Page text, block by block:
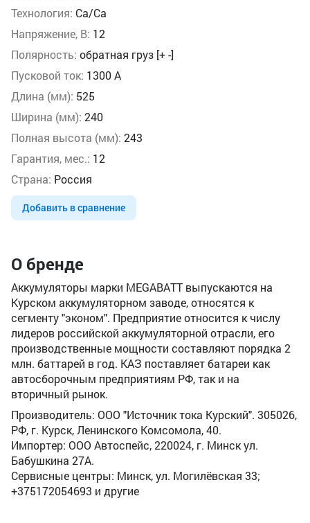
Технология: Ca/Ca
Напряжение, В: 12
Полярность: обратная груз [+ -]
Пусковой ток: 1300 А
Длина (мм): 525
Ширина (мм): 240
Полная высота (мм): 243
Гарантия, мес.: 12
Страна: Россия
Добавить в сравнение
О бренде
Аккумуляторы марки MEGABATT выпускаются на
Курском аккумуляторном заводе, относятся к
сегменту "эконом". Предприятие относится к числу
лидеров российской аккумуляторной отрасли, его
производственные мощности составляют порядка 2
млн. баттарей в год. КАЗ поставляет батареи как
автосборочным предприятиям РФ, так и на
вторичный рынок.
Производитель: ООО "Источник тока Курский". 305026,
РФ, г. Курск, Ленинского Комсомола, 40.
Импортер: ООО Автоспейс, 220024, г. Минск ул.
Бабушкина 27А.
Сервисные центры: Минск, ул. Могилёвская 33;
+375172054693 и другие